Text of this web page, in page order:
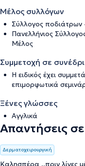
Μέλος συλλόγων
Σύλλογος
Πανελλήνιος
Μέλος
Συμμετοχή σε
Η ειδικός έχει
επιμορφωτικά
Ξένες γλώσσες
Αγγλικά
Απαντήσεις
Δερματοχειρουργική
Καλησπέρα ..πριν λίγες